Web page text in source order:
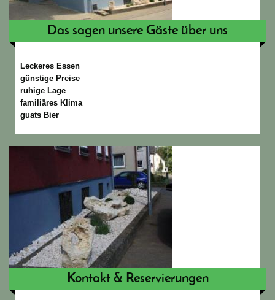
Das sagen unsere Gäste über uns
Leckeres Essen
günstige Preise
ruhige Lage
familiäres Klima
guats Bier
Kontakt & Reservierungen